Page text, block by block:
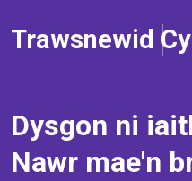
Trawsnewid
Dysgon ni
Nawr mae'n